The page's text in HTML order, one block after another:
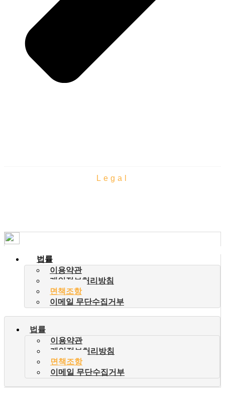
Legal
법률
이용약관
개인정보처리방침
면책조항
이메일 무단수집거부
법률
이용약관
개인정보처리방침
면책조항
이메일 무단수집거부